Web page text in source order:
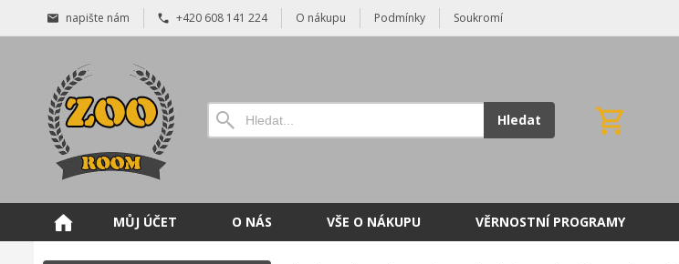
napište nám +420 608 141 224 O nákupu Podmínky Soukromí
Hledat
MŮJ ÚČET O NÁS VŠE O NÁKUPU VĚRNOSTNÍ PROGRAMY